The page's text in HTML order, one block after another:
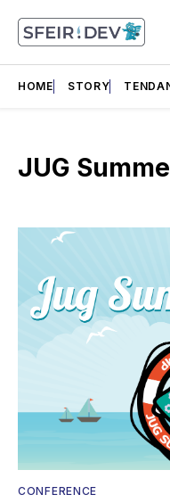
HOME STORY
JUG
CONFERENCE